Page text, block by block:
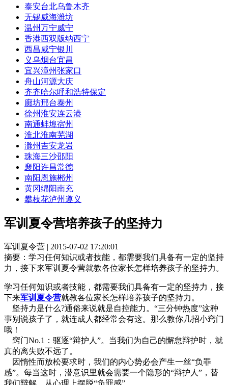
泰安台北乌鲁木齐
无锡威海潍坊
温州万宁威宁
香港西双版纳西宁
西昌 咸宁银川
义乌烟台宜昌
宜兴漳州张家口
舟山河源大庆
齐齐哈尔呼和浩特保定
廊坊邢台泰州
徐州淮安连云港
南通蚌埠宿州
淮北淮南芜湖
滁州吉安龙岩
珠海三沙邵阳
襄阳许昌常德
南阳恩施郴州
黄冈绵阳南充
攀枝花泸州遵义
军训夏令营培养孩子的坚持力
军训夏令营 | 2015-07-02 17:20:01
摘要： 学习任何知识或者技能，都需要我们具备有一定的坚持
力，接下来军训夏令营就教各位家长怎样培养孩子的坚持力。
学习任何知识或者技能，都需要我们具备有一定的坚持力，接
下来军训夏令营就教各位家长怎样培养孩子的坚持力。
坚持力是什么?通俗来说就是自控能力。“三分钟热度”这种
事别说孩子了，就连成人都经常会有这。那么教你几招小窍门
哦！
窍门No.1：驱逐“辩护人”。当我们为自己的懈怠辩护时，就
真的离失败不远了。
因惰性而放松要求时，我们的内心势必会产生一丝“负罪
感”。每当这时，潜意识里就会需要一个隐形的“辩护人”，替
我们辩解，从心理上摆脱“负罪感”。